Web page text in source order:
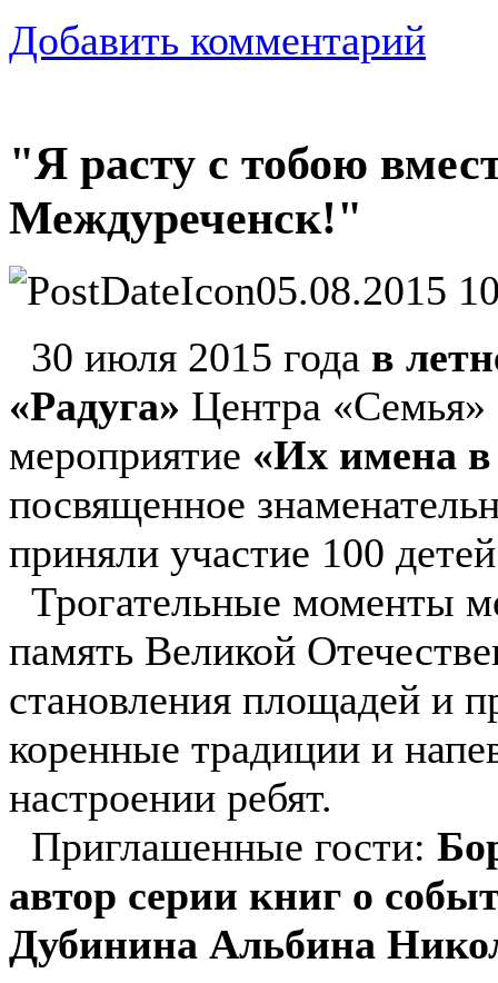
Добавить комментарий
"Я расту с тобою
Междуреченск!"
05.08.2015
30 июля 2015 года в
«Радуга» Центра «Семья»
мероприятие «Их имена в
посвященное
приняли участие 100
Трогательные моменты
память Великой
становления площадей и
коренные традиции и
настроении ребят.
Приглашенные гости:
автор серии книг о
Дубинина Альбина